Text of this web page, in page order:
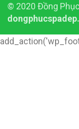
© 2020 Đồng